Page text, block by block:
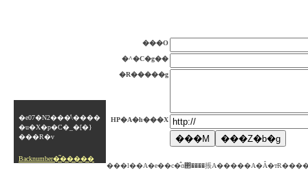
�e07�N2���̕\����
�u�X�p�C�_�[�}
���R�v
Backnumber�͂�����
���O
�^�C�g��
�R�����g
HP�A�h���X
���l��A�e��c�̂ɑ΂����掁